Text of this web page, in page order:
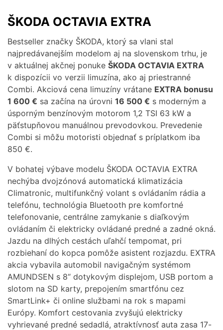
ŠKODA OCTAVIA EXTRA
Bestseller značky ŠKODA, ktorý sa vlani stal
najpredávanejším modelom aj na slovenskom trhu, je
v aktuálnej akčnej ponuke ŠKODA OCTAVIA EXTRA
k dispozícii vo verzii limuzína, ako aj priestranné
Combi. Akciová cena limuzíny vrátane EXTRA bonusu
1 600 € sa začína na úrovni 16 500 € s moderným a
úsporným benzínovým motorom 1,2 TSI 63 kW a
päťstupňovou manuálnou prevodovkou. Prevedenie
Combi si môžu motoristi objednať s príplatkom iba
850 €.
V bohatej výbave modelu ŠKODA OCTAVIA EXTRA
nechýba dvojzónová automatická klimatizácia
Climatronic, multifunkčný volant s ovládaním rádia a
telefónu, technológia Bluetooth pre komfortné
telefonovanie, centrálne zamykanie s diaľkovým
ovládaním či elektricky ovládané predné a zadné okná.
Jazdu na dlhých cestách uľahčí tempomat, pri
rozbiehaní do kopca pomôže asistent rozjazdu. EXTRA
akcia vybavila automobil navigačným systémom
AMUNDSEN s 8“ dotykovým displejom, USB portom a
slotom na SD karty, prepojením smartfónu cez
SmartLink+ či online službami na rok s mapami
Európy. Komfort cestovania zvyšujú elektricky
vyhrievané predné sedadlá, atraktívnosť auta zasa 17-